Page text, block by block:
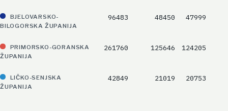
BJELOVARSKO-
BILOGORSKA ŽUPANIJA
96483 48450 47999
PRIMORSKO-GORANSKA
ŽUPANIJA
261760 125646 124205
LIČKO-SENJSKA
ŽUPANIJA
42849 21019 20753